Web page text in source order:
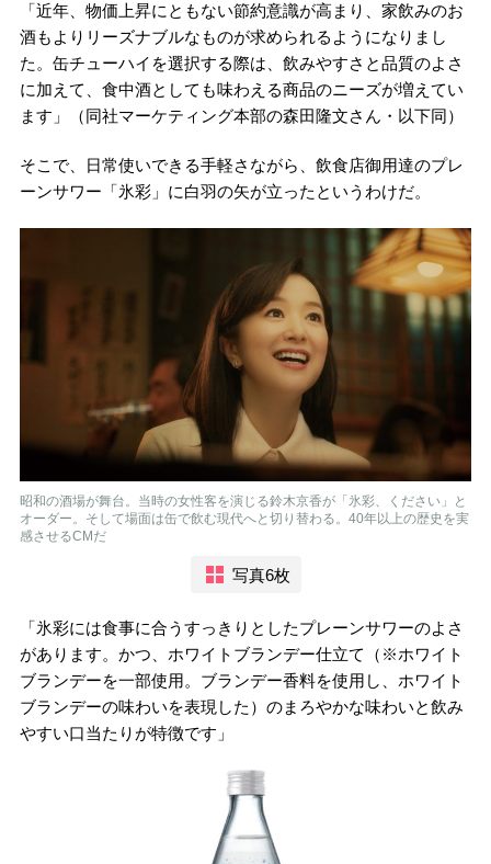
「近年、物価上昇にともない節約意識が高まり、家飲みのお
酒もよりリーズナブルなものが求められるようになりまし
た。缶チューハイを選択する際は、飲みやすさと品質のよさ
に加えて、食中酒としても味わえる商品のニーズが増えてい
ます」（同社マーケティング本部の森田隆文さん・以下同）
そこで、日常使いできる手軽さながら、飲食店御用達のプレ
ーンサワー「氷彩」に白羽の矢が立ったというわけだ。
昭和の酒場が舞台。当時の女性客を演じる鈴木京香が「氷彩、ください」と
オーダー。そして場面は缶で飲む現代へと切り替わる。40年以上の歴史を実
感させるCMだ
写真6枚
「氷彩には食事に合うすっきりとしたプレーンサワーのよさ
があります。かつ、ホワイトブランデー仕立て（※ホワイト
ブランデーを一部使用。ブランデー香料を使用し、ホワイト
ブランデーの味わいを表現した）のまろやかな味わいと飲み
やすい口当たりが特徴です」